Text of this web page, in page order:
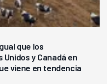
que los
y Canadá en
viene en tendencia